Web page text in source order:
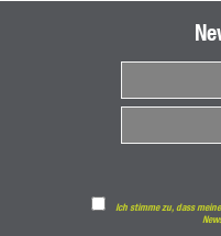
Ich stimme zu, dass